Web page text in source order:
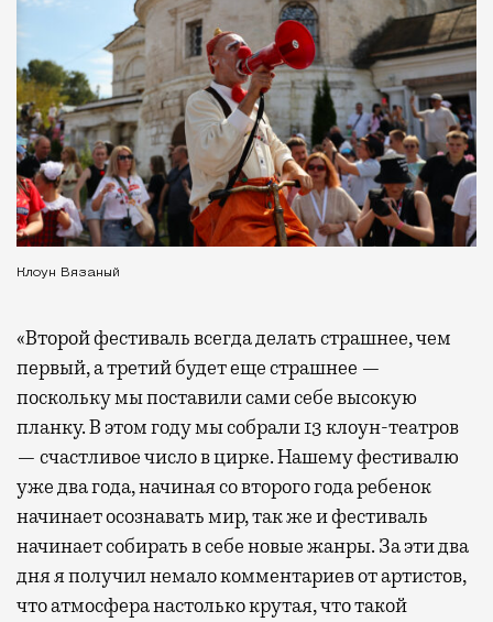
Клоун Вязаный
«Второй фестиваль всегда делать страшнее, чем
первый, а третий будет еще страшнее —
поскольку мы поставили сами себе высокую
планку. В этом году мы собрали 13 клоун-театров
— счастливое число в цирке. Нашему фестивалю
уже два года, начиная со второго года ребенок
начинает осознавать мир, так же и фестиваль
начинает собирать в себе новые жанры. За эти два
дня я получил немало комментариев от артистов,
что атмосфера настолько крутая, что такой